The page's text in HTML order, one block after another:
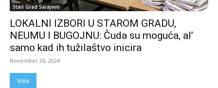
Stari Grad Sarajevo
LOKALNI IZBORI U STAROM GRADU,
NEUMU I BUGOJNU: Čuda su moguća, al’
samo kad ih tužilaštvo inicira
November 26, 2024
Više